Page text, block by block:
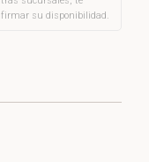
su disponibilidad.